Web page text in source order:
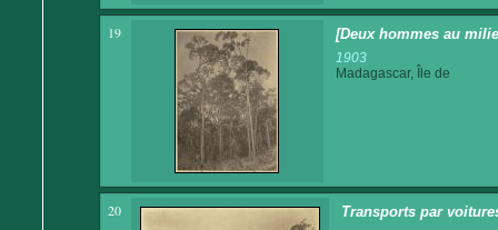
19 [Deux hommes au
1903
Madagascar, Île de
20 Transports par